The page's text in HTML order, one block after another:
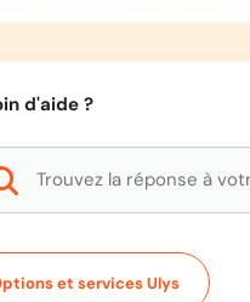
d'aide ?
et services Ulys